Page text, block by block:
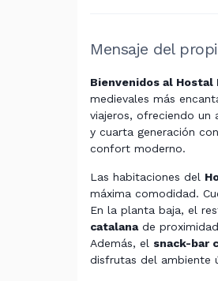
Mensaje del
Bienvenidos al Hostal
medievales más
viajeros, ofreciendo un
y cuarta generación
confort moderno.
Las habitaciones del
máxima comodidad.
En la planta baja, el
catalanade
Además, el snack-bar
disfrutas del ambiente